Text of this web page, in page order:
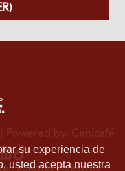
su experiencia de
usted acepta nuestra
| Powered by: Cenicafé
aceptas nuestros